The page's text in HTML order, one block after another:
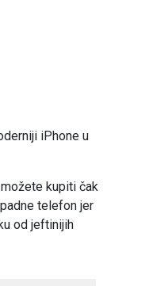
iPhone u
kupiti čak
telefon jer
od jeftinijih